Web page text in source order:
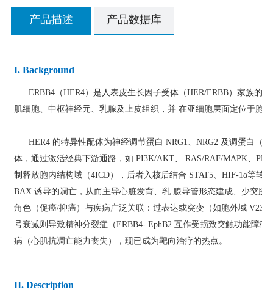
产品描述 产品数据库
I. Background
ERBB4（HER4）是人表皮生长因子受体（HER/ERBB）家族的
肌细胞、中枢神经元、乳腺及上皮组织，并 在亚细胞层面定位于胞
HER4 的特异性配体为神经调节蛋白 NRG1、NRG2 及调蛋白（
体，通过激活经典下游通路，如 PI3K/AKT、 RAS/RAF/MAPK、
制释放胞内结构域（4ICD），后者入核后结合 STAT5、HIF-1α等转
BAX 诱导的凋亡，从而主导心脏发育、乳 腺导管形态建成、少突
角色（促癌/抑癌）与疾病广泛关联：过表达或突变（如胞外域
号衰减则导致精神分裂症（ERBB4- EphB2 互作受损致突触功能障
病（心肌抗凋亡能力丧失），现已成为靶向治疗的热点。
II. Description